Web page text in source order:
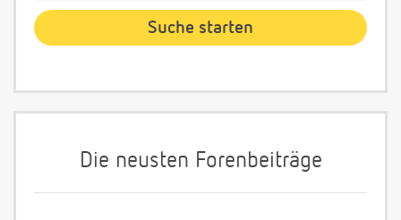
Die neusten Forenbeiträge